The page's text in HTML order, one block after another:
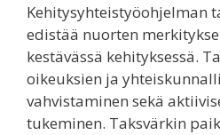
Kehitysyhteistyöohjelman
edistää nuorten
kestävässä kehityksessä.
oikeuksien ja
vahvistaminen sekä
tukeminen. Taksvärkin